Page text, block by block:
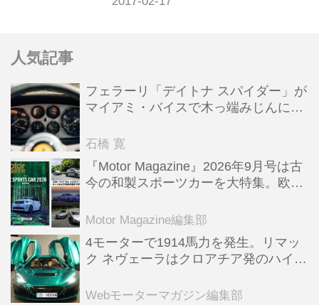
人気記事
フェラーリ「デイトナ スパイダー」が
マイアミ・バイスで木っ端みじんにな
石橋 寛
『Motor Magazine』2026年9月号は古
今の和製スポーツカーを大特集。欧州
Motor Magazine編集部
4モーターで1914馬力を発生。リマッ
ク ネヴェーラはクロアチア発のハイパ
全版／115】
Webモーターマガジン編集部